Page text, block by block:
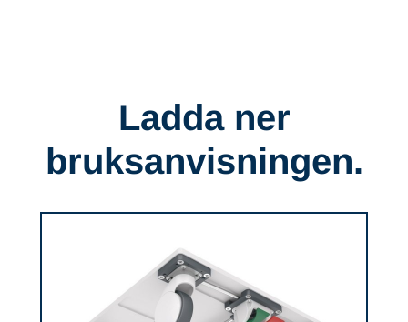
Ladda ner
bruksanvisningen.